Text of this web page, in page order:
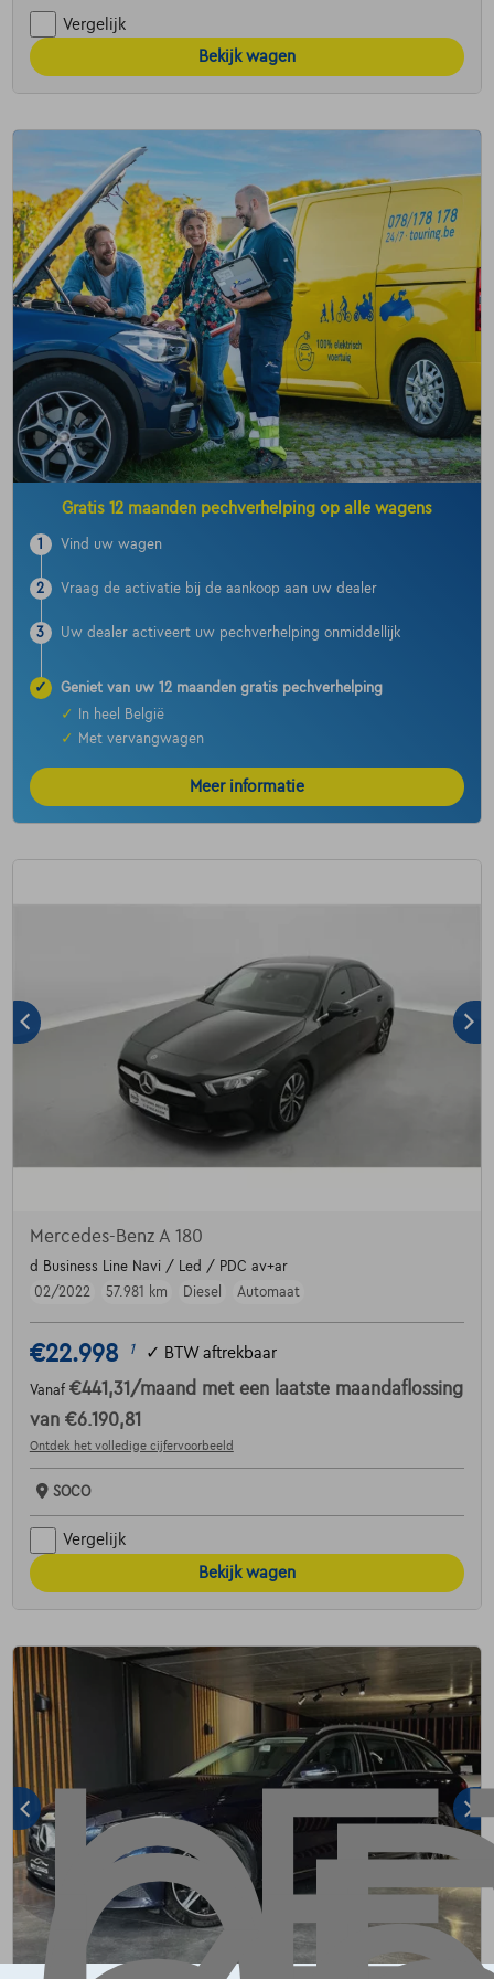
Vergelijk
Bekijk wagen
Gratis 12 maanden pechverhelping op alle wagens
1 Vind uw wagen
2 Vraag de activatie bij de aankoop aan uw dealer
3 Uw dealer activeert uw pechverhelping onmiddellijk
✓
Geniet van uw 12 maanden gratis pechverhelping
✓
In heel België
✓
Met vervangwagen
Meer informatie
Mercedes-Benz A 180
d Business Line Navi / Led / PDC av+ar
02/2022
57.981 km Diesel Automaat
€22.998 1 ✓ BTW aftrekbaar
Vanaf €441,31 /maand met een laatste maandaflossing
van €6.190,81
Ontdek het volledige cijfervoorbeeld
SOCO
Vergelijk
Bekijk wagen